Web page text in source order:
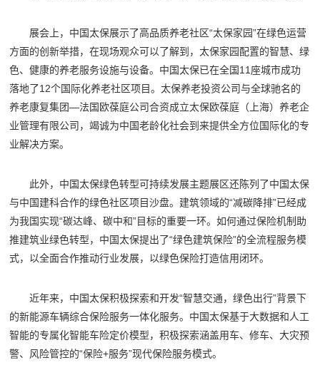
展会上，中国太保展示了高品质养老社区“太保家园”在绿色运营
方面的创新举措，在现场观众可以了解到，太保家园配置的智慧、绿
色、健康的养老服务设施与设备。中国太保已在全国11座城市成功
落地了12个国际化养老社区项目。太保养老投资公司与全球驰名的
养老康复集团—法国欧葆庭公司合资成立太保欧葆庭（上海）养老企
业管理有限公司，竭诚为中国老龄化社会到来提供全方位国际化的专
业解决方案。
此外，中国太保绿色转型可持续发展主题展区还陈列了中国太保
与中国建科合作的绿色社区项目沙盘。建筑领域的“减碳降排”已经成
为我国实现“碳达峰、碳中和”目标的重要一环。如何通过保险机制助
推建筑业绿色转型，中国太保提出了“绿色建筑保险”的全流程服务模
式，以全面合作推动行业发展，以绿色保险打造信用闭环。
近年来，中国太保积极探索和开发“智慧交通，绿色出行”背景下
的新能源车辆综合保险服务一体化服务。中国太保基于大数据和人工
智能的专属化智能车险定价模型，积极探索涵盖用车、修车、大灾预
警、风险管控的“保险+服务”现代保险服务模式。